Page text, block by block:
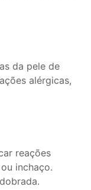
da pele de
alérgicas,
reações
inchaço.